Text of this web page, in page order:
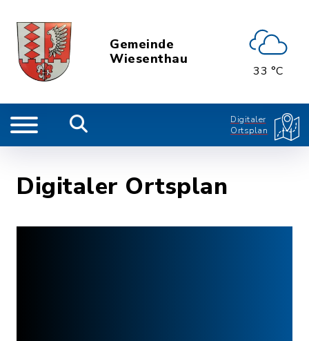
Gemeinde
Wiesenthau
33 °C
Digitaler
Ortsplan
Digitaler Ortsplan